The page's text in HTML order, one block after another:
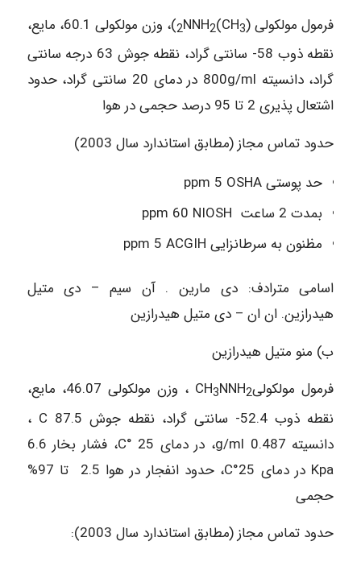
فرمول مولکولی (CH3
)
2NNH2
)، وزن مولکولی 60.1، مایع،
نقطه ذوب 58- سانتی گراد، نقطه جوش 63 درجه سانتی
گراد، دانسیته 800g/ml در دمای 20 سانتی گراد، حدود
اشتعال پذیری 2 تا 95 درصد حجمی در هوا
حدود تماس مجاز (مطابق استاندارد سال 2003)
حد پوستی ppm 5 OSHA
بمدت 2 ساعت ppm 60 NIOSH
مظنون به سرطانزایی ppm 5 ACGIH
اسامی مترادف: دی مارین . آن سیم – دی متیل
هیدرازین. ان ان – دی متیل هیدرازین
ب) منو متیل هیدرازین
فرمول مولکولیCH
3NNH2
، وزن مولکولی 46.07، مایع،
نقطه ذوب 52.4- سانتی گراد، نقطه جوش 87.5 C ،
دانسیته 0.487 g/ml، در دمای C° 25، فشار بخار 6.6
Kpa در دمای C°25، حدود انفجار در هوا 2.5 تا 97%
حجمی
حدود تماس مجاز (مطابق استاندارد سال 2003):